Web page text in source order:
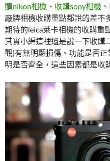
購nikon相機 、 收購sony相機 、
廠牌相機收購重點都說的差不
期待的leica萊卡相機的收購重
其實小編這裡還是說一下收購
觀)有無明顯損傷、功能是否
明是否齊全，這些因素都是收